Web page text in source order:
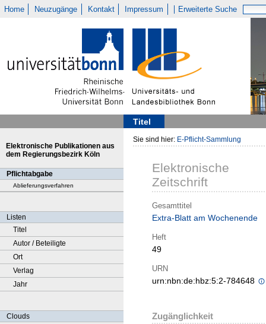
Home Neuzugänge Kontakt Impressum Erweiterte Suche
Titel
Elektronische Publikationen aus
dem Regierungsbezirk Köln
Pflichtabgabe
Ablieferungsverfahren
Listen
Titel
Autor / Beteiligte
Ort
Verlag
Jahr
Clouds
Sie sind hier: E-Pflicht-Sammlung
Elektronische
Zeitschrift
Gesamttitel
Extra-Blatt am Wochenende
Heft
49
URN
urn:nbn:de:hbz:5:2-784648
Zugänglichkeit